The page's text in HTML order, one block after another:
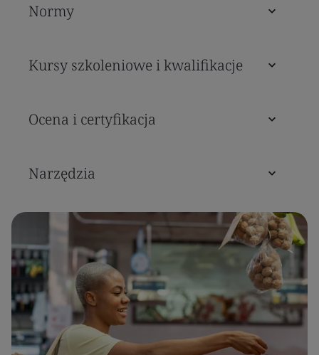
Normy
Kursy szkoleniowe i kwalifikacje
Ocena i certyfikacja
Narzędzia